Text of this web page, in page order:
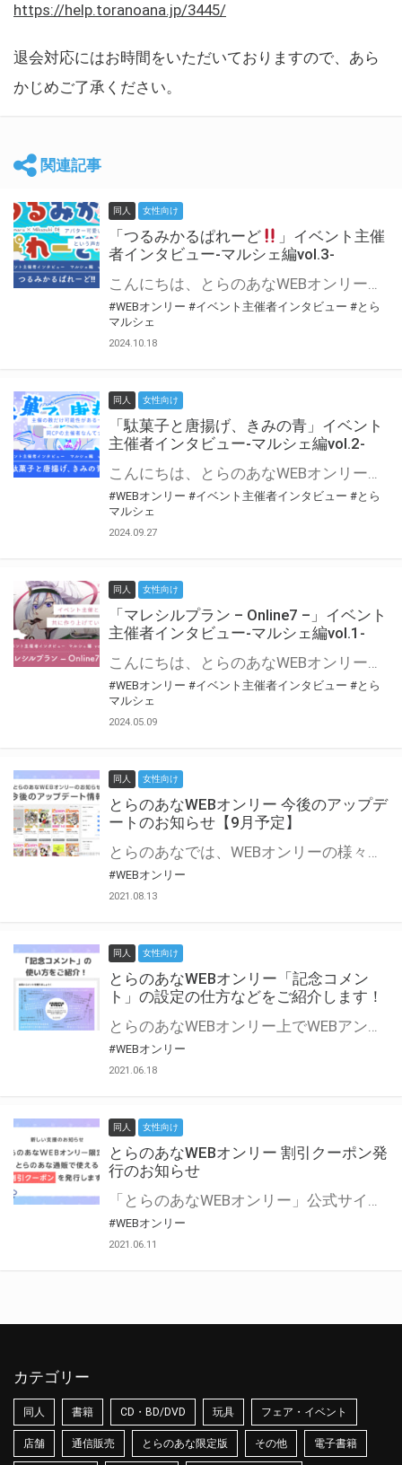
https://help.toranoana.jp/3445/
退会対応にはお時間をいただいておりますので、あら
かじめご了承ください。
関連記事
同人 女性向け
「つるみかるぱれーど
」イベント主催
者インタビュー-マルシェ編vol.3-
こんにちは、とらのあなWEBオンリー運営スタッフです。 新たにお届けする、イベント主催者インタビュー-マルシェ編-は、 とらのあなWEBオンリー「マルシェ」をご利用した主催様に 「マルシェ」を使って開催した感想や心がけをお聞きする企画です。 今回は、WEBオンリー初開催「つるみかるぱれーど
#WEBオンリー #イベント主催者インタビュー #とら
マルシェ
2024.10.18
同人 女性向け
「駄菓子と唐揚げ、きみの青」イベント
主催者インタビュー-マルシェ編vol.2-
こんにちは、とらのあなWEBオンリー運営スタッフです。 新たにお届けする、イベント主催者インタビュー-マルシェ編-は、 とらのあなWEBオンリー「マルシェ」をご利用の主催様に 「マルシェ」を使ってイベントを開催した感想や心がけをお聞きする企画です。 今回は、WEBオンリー初開催「駄菓子と唐揚げ、きみの青」より、 主催のぎこ六屋様にお話を伺いました。 協力：ぎこ六屋様／イベント公式Twitter（@krkgwks） とらのあなWEBオンリー「マルシェ」とは？ WEBオンリーでリアルタイムでコミュニケーションがとれるオンライン会場です。
#WEBオンリー #イベント主催者インタビュー #とら
マルシェ
2024.09.27
同人 女性向け
「マレシルプラン – Online7 –」イベント
主催者インタビュー-マルシェ編vol.1-
こんにちは、とらのあなWEBオンリー運営スタッフです。 新たにお届けする、イベント主催者インタビュー-マルシェ編-は、 とらのあなWEBオンリー「マルシェ」をご利用した主催様に 「マルシェ」を使って開催した感想や心がけをお聞きする企画です。 今回は、WEBオンリー開催7回目迎えた「マレシルプラン – Online7 –」より、 主催の玉川うた様にお話を伺いました。 ▼マレシルプランのインタビュー前回記事 「イベント主催者インタビュー vol.6」はこちら 協力：玉川うた様（マレシルプラン実行委員会 代表）／イベント公式Twitter（@mallesil_plan） とらのあなWEBオンリー「マルシェ」とは？ WEBオンリーでリアルタイムでコミュニケーションがとれるオンライン会場です。
#WEBオンリー #イベント主催者インタビュー #とら
マルシェ
2024.05.09
同人 女性向け
とらのあなWEBオンリー 今後のアップデ
ートのお知らせ【9月予定】
とらのあなでは、WEBオンリーの様々な支援を実施しています。 今回は2021年9月に実装を予定しているアップデート情報についてご紹介いたします。 とらのあなWEBオンリーサイトはこちら
#WEBオンリー
2021.08.13
同人 女性向け
とらのあなWEBオンリー「記念コメン
ト」の設定の仕方などをご紹介します！
とらのあなWEBオンリー上でWEBアンソロジーが作成できる「記念コメント」について、その使い方や作成手順を解説します！ 支援タイプを「サークル参加型」「サークル参加型・マルシェ(イベント会場)機能付き」でお申し込みいただいている主催者様はぜひご活用ください♪ とらのあなWEBオンリーサイトはこちら
#WEBオンリー
2021.06.18
同人 女性向け
とらのあなWEBオンリー 割引クーポン発
行のお知らせ
「とらのあなWEBオンリー」公式サイトでとらのあな通販の「割引クーポン」を配布中！ イベントごとに開催当日限定で使える割引クーポンのシリアルコードを発行します。 とらのあなWEBオンリーのページをチェックして、イベント当日にお得にお買い物を楽しみましょう♪ ※本キャンペーンは予告なく終了する場合がございます。 とらのあなWEBオンリーサイトはこちら
#WEBオンリー
2021.06.11
カテゴリー
同人 書籍 CD・BD/DVD 玩具 フェア・イベント
店舗 通信販売 とらのあな限定版 その他 電子書籍